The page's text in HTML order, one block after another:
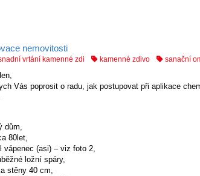
nemovitosti
vrtání kamenné zdi kamenné zdivo sanační
Vás poprosit o radu, jak postupovat při aplikace
dům,
80let,
vápenec (asi) – viz foto 2,
ložní spáry,
stěny 40 cm,